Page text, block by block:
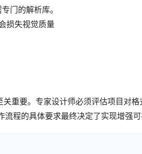
门的解析库。
损失视觉质量
重要。专家设计师必须评估项目对
程的具体要求最终决定了实现增强可